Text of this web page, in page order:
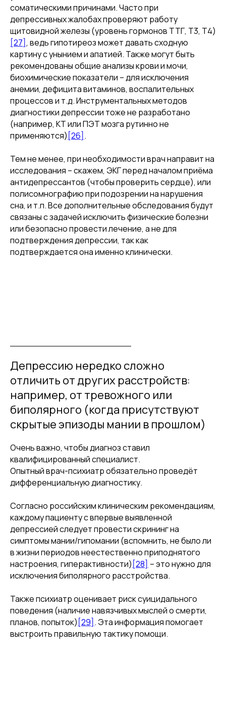
соматическими причинами. Часто при
депрессивных жалобах проверяют работу
щитовидной железы (уровень гормонов ТТГ, T3, T4)
[27], ведь гипотиреоз может давать сходную
картину с унынием и апатией. Также могут быть
рекомендованы общие анализы крови и мочи,
биохимические показатели – для исключения
анемии, дефицита витаминов, воспалительных
процессов и т.д. Инструментальных методов
диагностики депрессии тоже не разработано
(например, КТ или ПЭТ мозга рутинно не
применяются) [26] .
Тем не менее, при необходимости врач направит на
исследования – скажем, ЭКГ перед началом приёма
антидепрессантов (чтобы проверить сердце), или
полисомнографию при подозрении на нарушения
сна, и т.п. Все дополнительные обследования будут
связаны с задачей исключить физические болезни
или безопасно провести лечение, а не для
подтверждения депрессии, так как
подтверждается она именно клинически.
Депрессию нередко сложно
отличить от других расстройств:
например, от тревожного или
биполярного (когда присутствуют
скрытые эпизоды мании в прошлом)
Очень важно, чтобы диагноз ставил
квалифицированный специалист.
Опытный врач-психиатр обязательно проведёт
дифференциальную диагностику.
Согласно российским клиническим рекомендациям,
каждому пациенту с впервые выявленной
депрессией следует провести скрининг на
симптомы мании/гипомании (вспомнить, не было ли
в жизни периодов неестественно приподнятого
настроения, гиперактивности) [28] – это нужно для
исключения биполярного расстройства.
Также психиатр оценивает риск суицидального
поведения (наличие навязчивых мыслей о смерти,
планов, попыток) [29] . Эта информация помогает
выстроить правильную тактику помощи.